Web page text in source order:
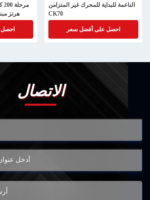
هرتز
الناعمة للبداية للمحرك غير المتزامن
CK70
احصل على أفضل سعر
الاتصال